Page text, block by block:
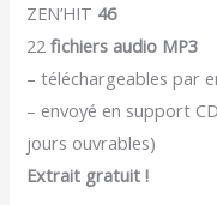
ZEN’HIT 46
22fichiers audio MP3
– téléchargeables par
– envoyé en support
jours ouvrables)
Extrait gratuit !